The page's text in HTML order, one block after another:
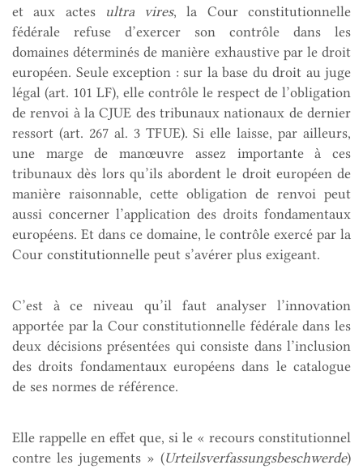
et aux actes
ultra vires, la Cour constitutionnelle
fédérale refuse d’exercer son contrôle dans les
domaines déterminés de manière exhaustive par le droit
européen. Seule exception : sur la base du droit au juge
légal (art. 101 LF), elle contrôle le respect de l’obligation
de renvoi à la CJUE des tribunaux nationaux de dernier
ressort (art. 267 al. 3 TFUE). Si elle laisse, par ailleurs,
une marge de manœuvre assez importante à ces
tribunaux dès lors qu’ils abordent le droit européen de
manière raisonnable, cette obligation de renvoi peut
aussi concerner l’application des droits fondamentaux
européens. Et dans ce domaine, le contrôle exercé par la
Cour constitutionnelle peut s’avérer plus exigeant.
C’est à ce niveau qu’il faut analyser l’innovation
apportée par la Cour constitutionnelle fédérale dans les
deux décisions présentées qui consiste dans l’inclusion
des droits fondamentaux européens dans le catalogue
de ses normes de référence.
Elle rappelle en effet que, si le « recours constitutionnel
contre les jugements » (Urteilsverfassungsbeschwerde)